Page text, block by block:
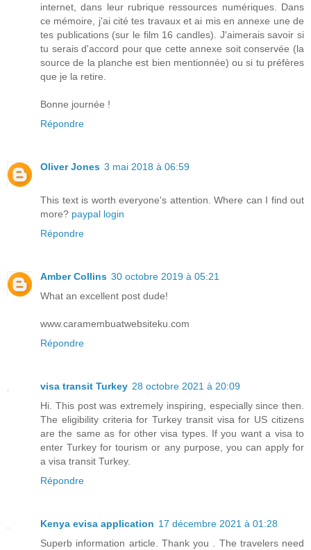
internet, dans leur rubrique ressources numériques. Dans
ce mémoire, j'ai cité tes travaux et ai mis en annexe une de
tes publications (sur le film 16 candles). J'aimerais savoir si
tu serais d'accord pour que cette annexe soit conservée (la
source de la planche est bien mentionnée) ou si tu préfères
que je la retire.
Bonne journée !
Répondre
Oliver Jones 3 mai 2018 à 06:59
This text is worth everyone's attention. Where can I find out
more? paypal login
Répondre
Amber Collins 30 octobre 2019 à 05:21
What an excellent post dude!
www.caramembuatwebsiteku.com
Répondre
visa transit Turkey 28 octobre 2021 à 20:09
Hi. This post was extremely inspiring, especially since then.
The eligibility criteria for Turkey transit visa for US citizens
are the same as for other visa types. If you want a visa to
enter Turkey for tourism or any purpose, you can apply for
a visa transit Turkey.
Répondre
Kenya evisa application 17 décembre 2021 à 01:28
Superb information article. Thank you . The travelers need